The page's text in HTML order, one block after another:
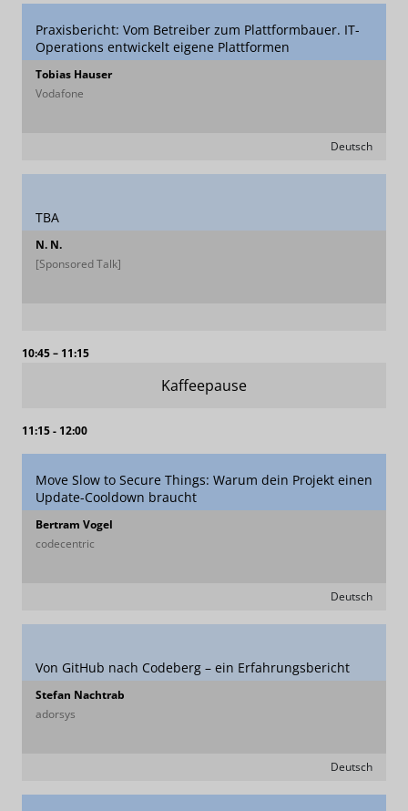
Praxisbericht: Vom Betreiber zum Plattformbauer. IT-
Operations entwickelt eigene Plattformen
Tobias Hauser
Vodafone
Deutsch
TBA
N. N.
[Sponsored Talk]
10:45 – 11:15
Kaffeepause
11:15 - 12:00
Move Slow to Secure Things: Warum dein Projekt einen
Update-Cooldown braucht
Bertram Vogel
codecentric
Deutsch
Von GitHub nach Codeberg – ein Erfahrungsbericht
Stefan Nachtrab
adorsys
Deutsch